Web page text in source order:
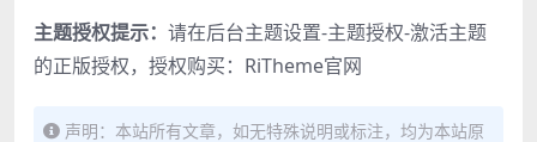
主题授权提示： 请在后台主题设置-主题授权-激活主题
的正版授权，授权购买： RiTheme官网
声明：本站所有文章，如无特殊说明或标注，均为本站原